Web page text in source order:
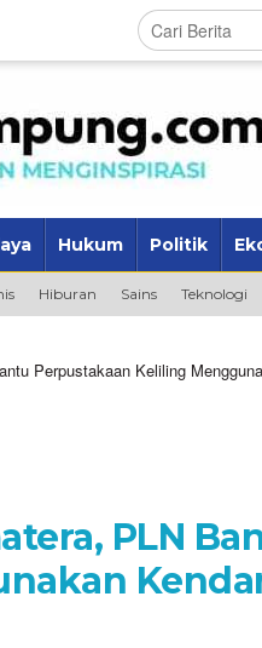
Hukum Politik
Hiburan Sains Teknologi
Perpustakaan Keliling
PLN